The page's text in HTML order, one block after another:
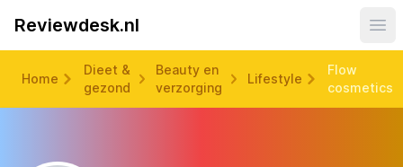
Reviewdesk.nl
Home
Dieet &
gezond
Beauty en
verzorging
Lifestyle
Flow
cosmetics